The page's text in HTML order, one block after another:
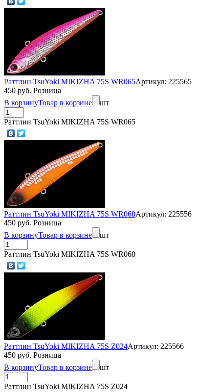
Раттлин TsuYoki MIKIZHA 75S WR065Артикул: 225565
450 руб. Розница
В корзинуТовар в корзине шт
Раттлин TsuYoki MIKIZHA 75S WR065
Раттлин TsuYoki MIKIZHA 75S WR068Артикул: 225556
450 руб. Розница
В корзинуТовар в корзине шт
Раттлин TsuYoki MIKIZHA 75S WR068
Раттлин TsuYoki MIKIZHA 75S Z024Артикул: 225566
450 руб. Розница
В корзинуТовар в корзине шт
Раттлин TsuYoki MIKIZHA 75S Z024